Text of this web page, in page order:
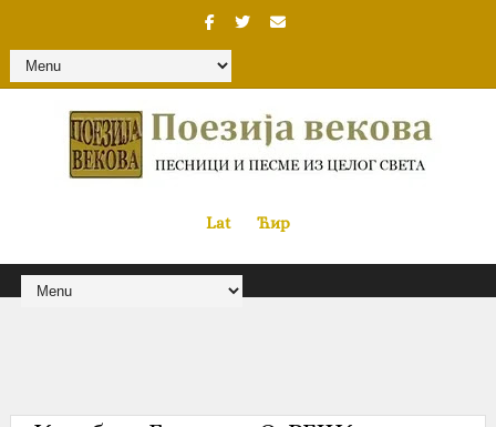
Lat« Ћир